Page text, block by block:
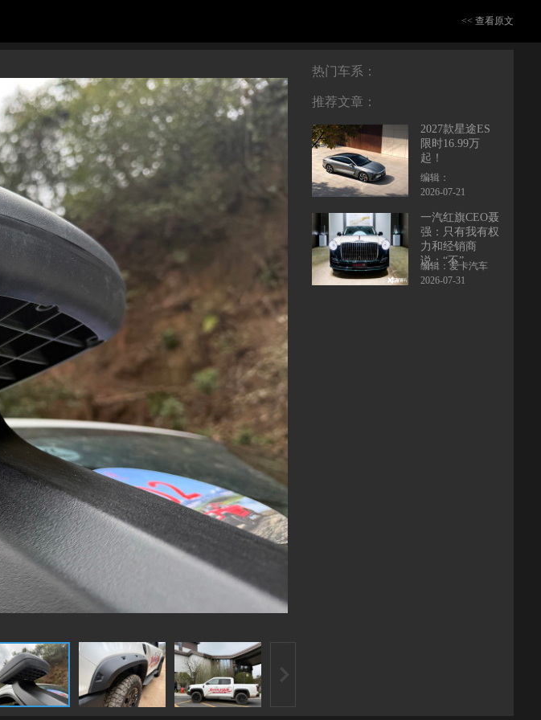
<< 查看原文
热门车系：
推荐文章：
2027款星途ES
限时16.99万
起！
编辑：
2026-07-21
一汽红旗CEO聂
强：只有我有权
力和经销商
说：“不”
编辑：爱卡汽车
2026-07-31